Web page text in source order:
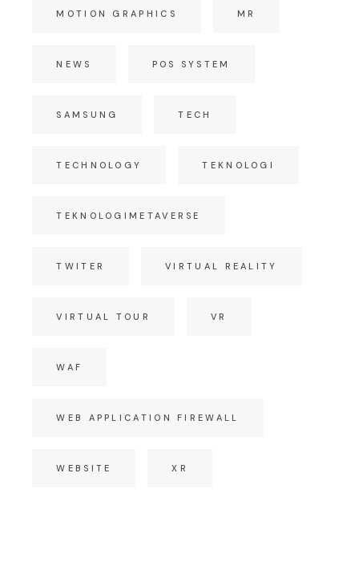
MOTION GRAPHICS MR
NEWS POS SYSTEM
SAMSUNG TECH
TECHNOLOGY TEKNOLOGI
TEKNOLOGIMETAVERSE
TWITER VIRTUAL REALITY
VIRTUAL TOUR VR
WAF
WEB APPLICATION FIREWALL
WEBSITE XR